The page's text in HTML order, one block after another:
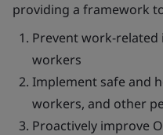
providing a framework
Prevent work-
workers
Implement safe and
workers, and other
Proactively improve